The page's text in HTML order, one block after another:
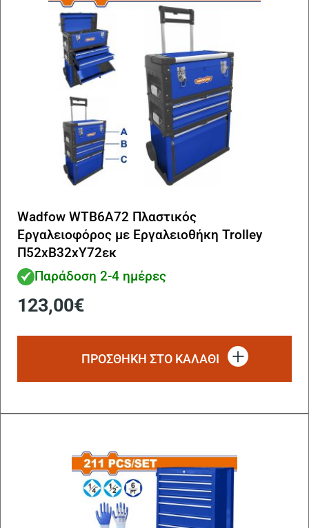
Wadfow WTB6A72 Πλαστικός
Εργαλειοφόρος με Εργαλειοθήκη Trolley
Π52xΒ32xΥ72εκ
Παράδοση 2-4 ημέρες
123,00€
ΠΡΟΣΘΗΚΗ ΣΤΟ ΚΑΛΑΘΙ